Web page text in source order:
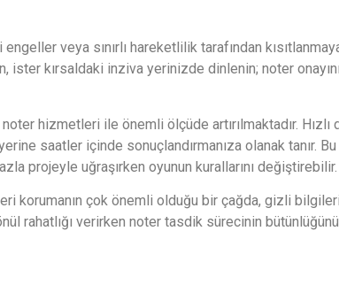
veya sınırlı hareketlilik tarafından
ister kırsaldaki inziva yerinizde dinlenin; noter
hizmetleri ile önemli ölçüde artırılmaktadır.
saatler içinde sonuçlandırmanıza olanak tanır.
projeyle uğraşırken oyunun kurallarını değiştirebilir.
korumanın çok önemli olduğu bir çağda, gizli
rahatlığı verirken noter tasdik sürecinin